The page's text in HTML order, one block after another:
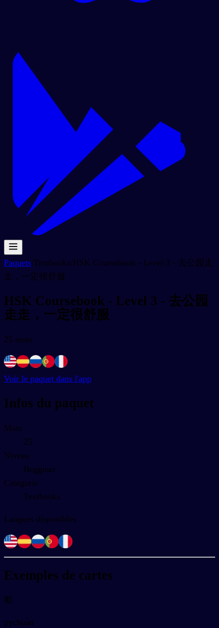
Paquets/Textbooks/HSK Coursebook - Level 3 - 去公园走
走，一定很舒服
HSK Coursebook - Level 3 - 去公园
走走，一定很舒服
25 mots
Voir le paquet dans l'app
Infos du paquet
Mots
25
Niveau
Begginer
Catégorie
Textbooks
Langues disponibles
Exemples de cartes
船
pychuán